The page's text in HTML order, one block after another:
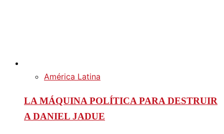
América Latina
LA MÁQUINA POLÍTICA PARA DESTRUIR
A DANIEL JADUE